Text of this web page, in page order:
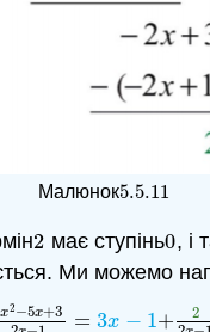
Малюнок5.5.11
5.5.11
2
2 має ступінь0
0, і
Ми можемо
x2 −5x+3
= 3x − 1+
2
x2−5x+ 32 x− 1= 3x−1+